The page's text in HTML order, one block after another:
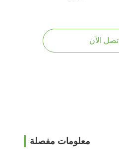
اتصل الآن
معلومات مفصلة